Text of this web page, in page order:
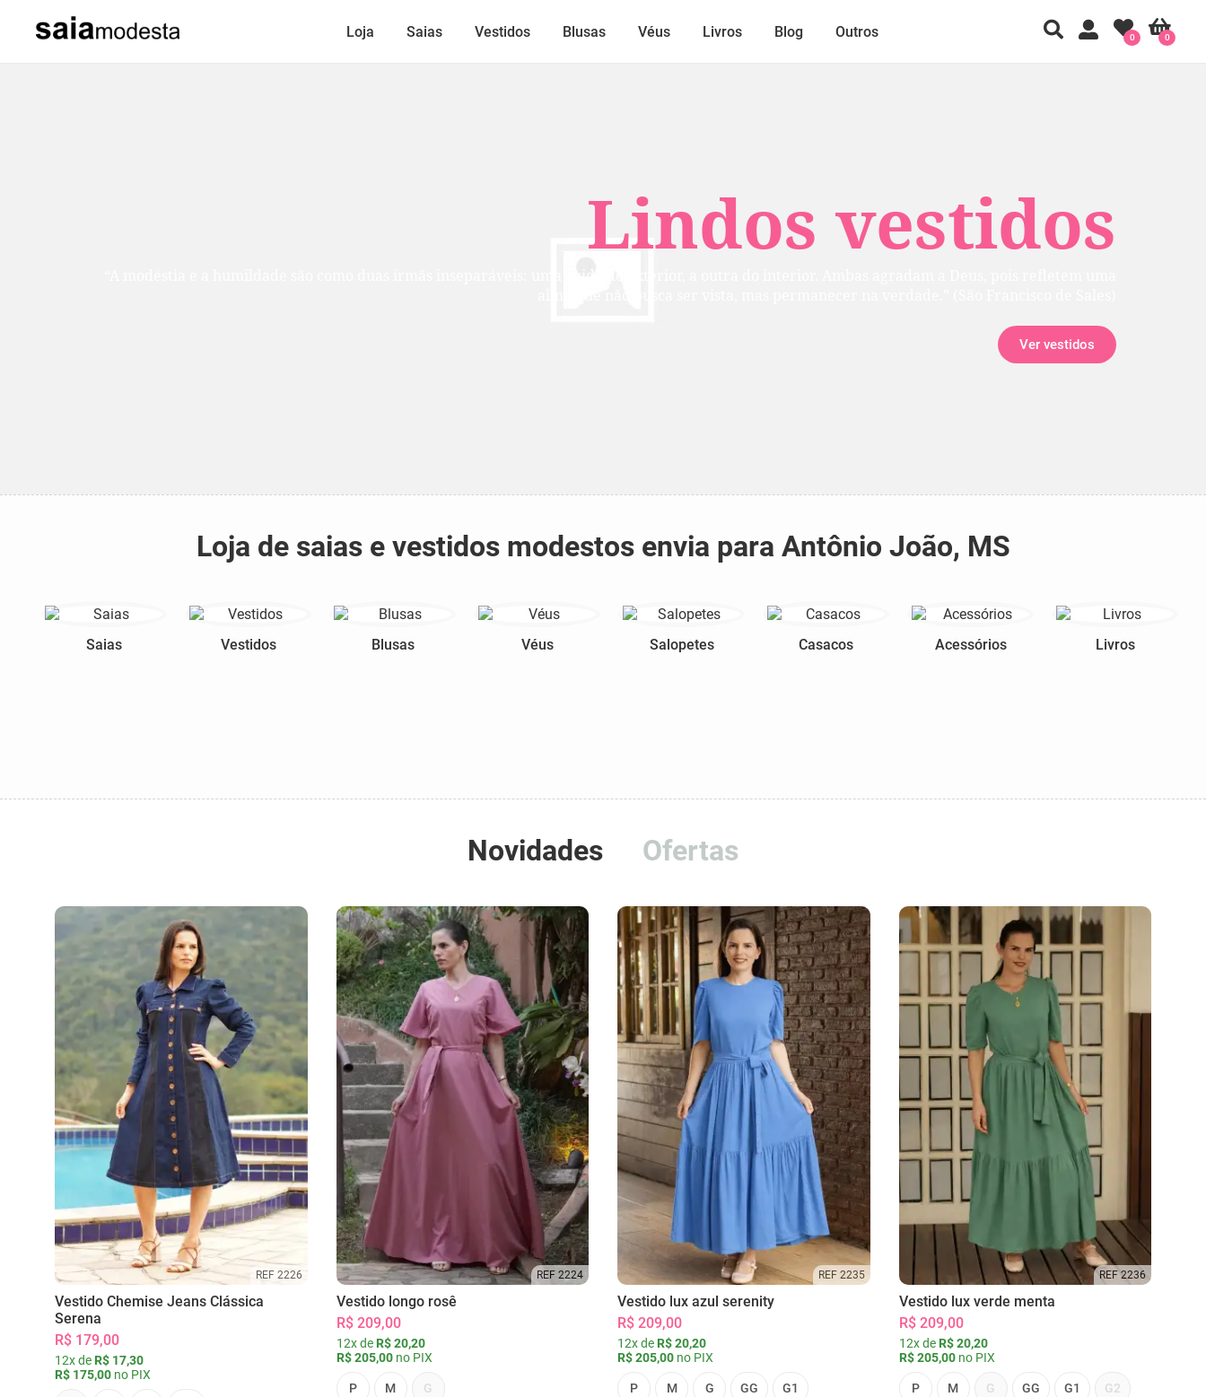
Lindos vestidos
Ver vestidos
Loja Saias Vestidos Blusas Véus Livros Blog Outros 0
0
Loja de saias e vestidos modestos envia para Antônio João, MS
Saias Vestidos Blusas Véus Salopetes Casacos Acessórios Livros
Novidades Ofertas
REF 2226
Vestido Chemise Jeans Clássica
Serena
R$ 179,00
12x de R$ 17,30
R$ 175,00 no PIX
REF 2224
Vestido longo rosê
R$ 209,00
12x de R$ 20,20
R$ 205,00no PIX
P M G
REF 2235
Vestido lux azul serenity
R$ 209,00
12x de R$ 20,20
R$ 205,00 no PIX
P M G GG G1
REF 2236
Vestido lux verde menta
R$ 209,00
12x de R$ 20,20
R$ 205,00no PIX
P M G GG G1 G2